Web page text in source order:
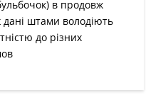
в продовж
дані штами володіють
до різних